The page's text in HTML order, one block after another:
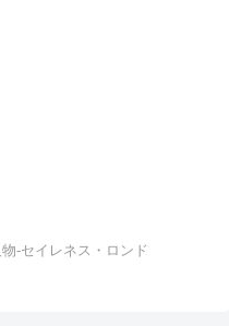
物-セイレネス・ロンド